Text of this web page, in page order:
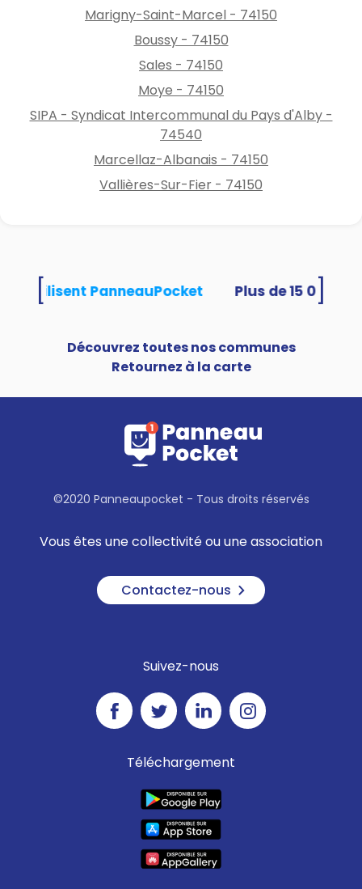
Marigny-Saint-Marcel - 74150
Boussy - 74150
Sales - 74150
Moye - 74150
SIPA - Syndicat Intercommunal du Pays d'Alby -
74540
Marcellaz-Albanais - 74150
Vallières-Sur-Fier - 74150
utilisent PanneauPocket
Découvrez toutes nos communes
Retournez à la carte
©2020 Panneaupocket - Tous droits réservés
Vous êtes une collectivité ou une association
Contactez-nous
Suivez-nous
Téléchargement